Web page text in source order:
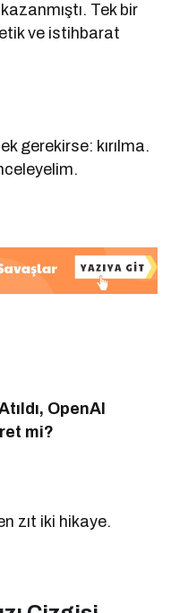
Tek bir
ve istihbarat
gerekirse: kırılma.
OpenAI
mi?
zıt iki hikaye.